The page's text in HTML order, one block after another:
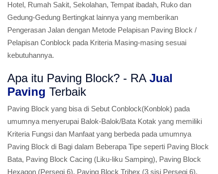
Hotel, Rumah Sakit, Sekolahan, Tempat ibadah, Ruko dan
Gedung-Gedung Bertingkat lainnya yang memberikan
Pengerasan Jalan dengan Metode Pelapisan Paving Block /
Pelapisan Conblock pada Kriteria Masing-masing sesuai
kebutuhannya.
Apa itu Paving Block? - RA Jual
Paving Terbaik
Paving Block yang bisa di Sebut Conblock(Konblok) pada
umumnya menyerupai Balok-Balok/Bata Kotak yang memiliki
Kriteria Fungsi dan Manfaat yang berbeda pada umumnya
Paving Block di Bagi dalam Beberapa Tipe seperti Paving Block
Bata, Paving Block Cacing (Liku-liku Samping), Paving Block
Hexagon (Persegi 6), Paving Block Trihex (3 sisi Persegi 6),